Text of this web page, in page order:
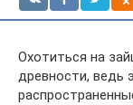
Охотиться на
древности, ведь